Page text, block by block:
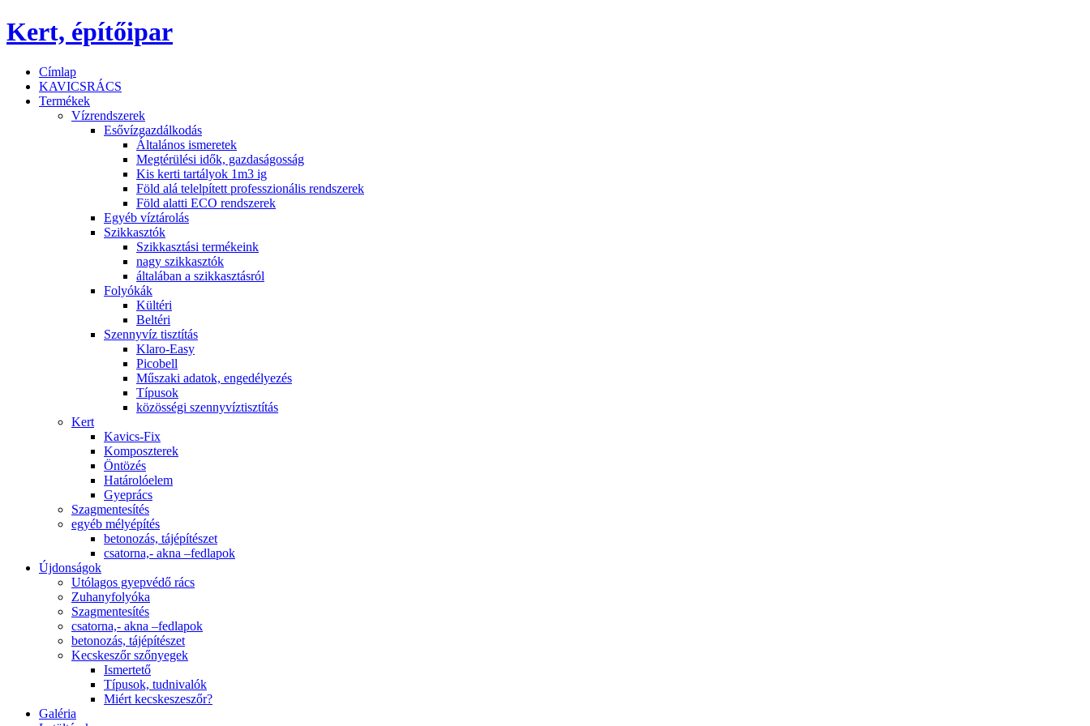
Kert, építőipar
Címlap
KAVICSRÁCS
Termékek
Vízrendszerek
Esővízgazdálkodás
Általános ismeretek
Megtérülési idők, gazdaságosság
Kis kerti tartályok 1m3 ig
Föld alá telelpített professzionális rendszerek
Föld alatti ECO rendszerek
Egyéb víztárolás
Szikkasztók
Szikkasztási termékeink
nagy szikkasztók
általában a szikkasztásról
Folyókák
Kültéri
Beltéri
Szennyvíz tisztítás
Klaro-Easy
Picobell
Műszaki adatok, engedélyezés
Típusok
közösségi szennyvíztisztítás
Kert
Kavics-Fix
Komposzterek
Öntözés
Határolóelem
Gyeprács
Szagmentesítés
egyéb mélyépítés
betonozás, tájépítészet
csatorna,- akna –fedlapok
Újdonságok
Utólagos gyepvédő rács
Zuhanyfolyóka
Szagmentesítés
csatorna,- akna –fedlapok
betonozás, tájépítészet
Kecskeszőr szőnyegek
Ismertető
Típusok, tudnivalók
Miért kecskeszeszőr?
Galéria